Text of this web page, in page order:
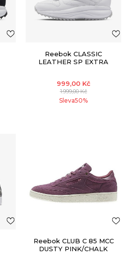
Reebok CLASSIC
LEATHER SP EXTRA
999,00 Kč
1.999,00Kč
Sleva50%
Reebok CLUB C 85 MCC
DUSTY PINK/CHALK